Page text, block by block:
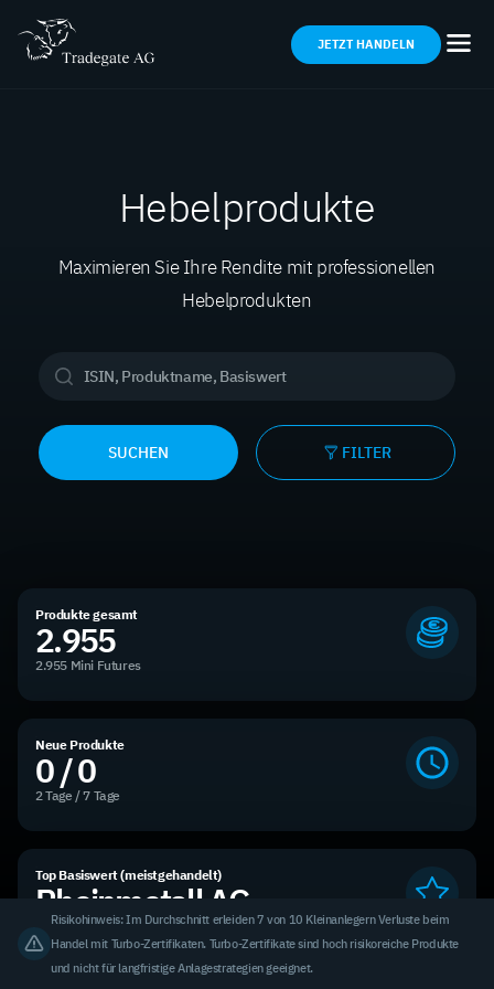
JETZT HANDELN
Hebelprodukte
Maximieren Sie Ihre Rendite mit professionellen
Hebelprodukten
SUCHEN FILTER
Produkte gesamt
2.955
2.955 Mini Futures
Neue Produkte
0 / 0
2 Tage / 7 Tage
Top Basiswert (meistgehandelt)
Rheinmetall AG
5,71 % des Handelsvolumens
Risikohinweis: Im Durchschnitt erleiden 7 von 10 Kleinanlegern Verluste beim
Handel mit Turbo-Zertifikaten. Turbo-Zertifikate sind hoch risikoreiche Produkte
und nicht für langfristige Anlagestrategien geeignet.